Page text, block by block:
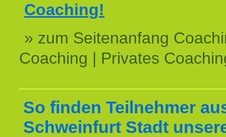
Coaching!
» zum Seitenanfang
Coaching | Privates
So finden Teilnehmer
Schweinfurt Stadt